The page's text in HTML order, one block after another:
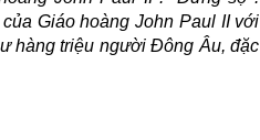
Giáo hoàng John Paul II với
hàng triệu người Đông Âu, đặc